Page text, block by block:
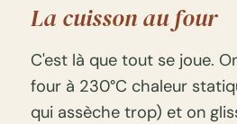
La cuisson au four
C'est là que tout se joue.
four à 230°C chaleur
qui assèche trop) et on